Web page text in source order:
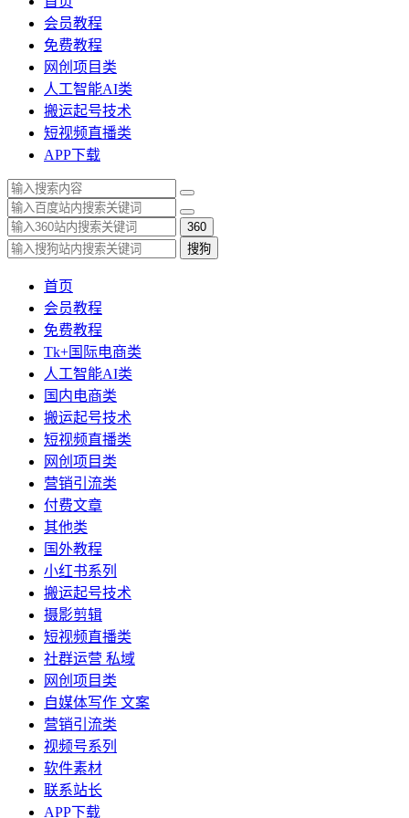
会员教程
免费教程
网创项目类
人工智能AI类
搬运起号技术
短视频直播类
APP下载
360
搜狗
首页
会员教程
免费教程
Tk+国际电商类
人工智能AI类
国内电商类
搬运起号技术
短视频直播类
网创项目类
营销引流类
付费文章
其他类
国外教程
小红书系列
搬运起号技术
摄影剪辑
短视频直播类
社群运营 私域
网创项目类
自媒体写作 文案
营销引流类
视频号系列
软件素材
联系站长
APP下载